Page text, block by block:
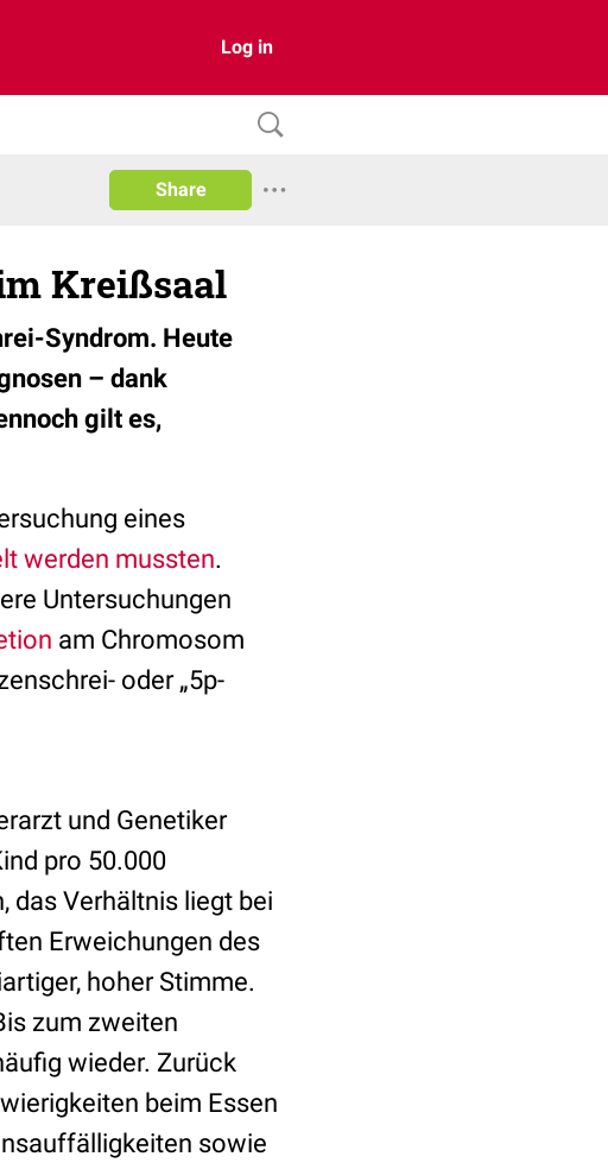
Log in
Share
Kreißsaal
Syndrom. Heute
– dank
gilt es,
eines
werden mussten.
Untersuchungen
am Chromosom
oder „5p-
und Genetiker
pro 50.000
das Verhältnis liegt bei
Erweichungen des
hoher Stimme.
zum zweiten
wieder. Zurück
beim Essen
sowie